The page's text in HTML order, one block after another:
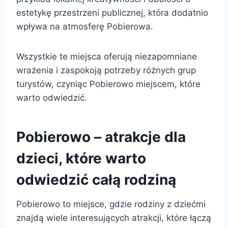
estetykę przestrzeni publicznej, która dodatnio
wpływa na atmosferę Pobierowa.
Wszystkie te miejsca oferują niezapomniane
wrażenia i zaspokoją potrzeby różnych grup
turystów, czyniąc Pobierowo miejscem, które
warto odwiedzić.
Pobierowo – atrakcje dla
dzieci, które warto
odwiedzić całą rodziną
Pobierowo to miejsce, gdzie rodziny z dziećmi
znajdą wiele interesujących atrakcji, które łączą